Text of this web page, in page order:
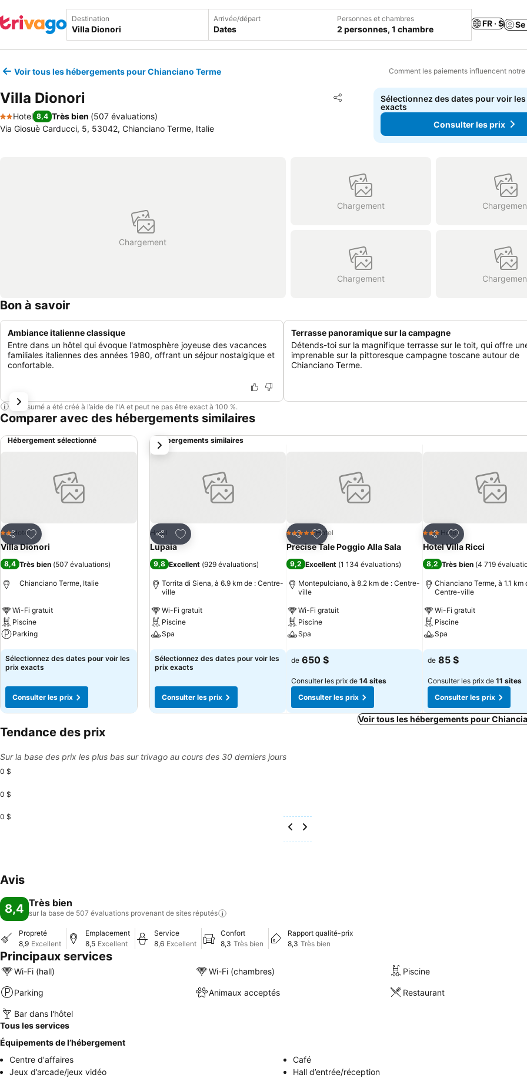
Destination Arrivée/départ
Dates
Personnes et chambres
2 personnes, 1 chambre
FR · $
Voir tous les hébergements pour Chianciano Terme Comment les paiements influencent
Villa Dionori Partager
Ajouter à mes favoris
2 Étoiles
Hotel 8,4 Très bien (507 évaluations)
Via Giosuè Carducci, 5, 53042, Chianciano Terme, Italie
Sélectionnez des dates pour voir
exacts
Consulter les prix
Chargement
Chargement
Chargement
Bon à savoir
Ambiance italienne classique
Entre dans un hôtel qui évoque l'atmosphère joyeuse des vacances
familiales italiennes des années 1980, offrant un séjour nostalgique et
confortable.
Terrasse panoramique sur la campagne
Détends-toi sur la magnifique terrasse sur le toit, qui offre
imprenable sur la pittoresque campagne toscane autour de
Chianciano Terme.
Ce résumé a été créé à l’aide de l’IA et peut ne pas être exact à 100 %.
Comparer avec des hébergements similaires
Hébergement sélectionné
Partager
Ajouter à mes favoris
2 Étoiles
Hotel
Villa Dionori
8,4 Très bien (507 évaluations)
Chianciano Terme, Italie
Wi-Fi gratuit
Piscine
Parking
Consulter les prix
Sélectionnez des dates pour voir les
prix exacts
Consulter les prix
Hébergements similaires
Partager
Ajouter à mes favoris
Hotel
Lupaia
9,8 Excellent (929 évaluations)
Torrita di Siena, à 6.9 km de : Centre-
ville
Wi-Fi gratuit
Piscine
Spa
Consulter les prix
Sélectionnez des dates pour voir les
prix exacts
Consulter les prix
Partager
Ajouter à mes favoris
5 Étoiles Hotel
Precise Tale Poggio Alla Sala
9,2 Excellent (1 134 évaluations)
Montepulciano, à 8.2 km de : Centre-
ville
Wi-Fi gratuit
Piscine
Spa
Consulter les prix
de 650 $
Consulter les prix de 14 sites
Consulter les prix
Partager
Ajouter à mes
3 ÉtoilesHotel
Hotel Villa Ricci
8,2 Très bien (4 719
Chianciano Terme, à 1.1 km
Centre-ville
Wi-Fi gratuit
Piscine
Spa
Consulter les prix
de 85 $
Consulter les prix de 11 sites
Consulter les prix
suivant
Voir tous les hébergements pour
Tendance des prix
Sur la base des prix les plus bas sur trivago au cours des 30 derniers jours
0 $
0 $
0 $
Avis
8,4 Très bien
sur la base de 507 évaluations provenant de sites réputés
Propreté
8,9 Excellent
Emplacement
8,5 Excellent
Service
8,6 Excellent
Confort
8,3 Très bien
Rapport qualité-prix
8,3 Très bien
Principaux services
Wi-Fi (hall) Wi-Fi (chambres) Piscine
Parking Animaux acceptés Restaurant
Bar dans l'hôtel
Tous les services
Équipements de l’hébergement
Centre d'affaires
Café
Jeux d’arcade/jeux vidéo
Hall d’entrée/réception